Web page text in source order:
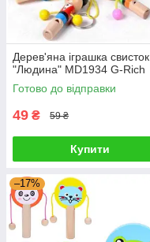
Дерев'яна іграшка свисток
"Людина" MD1934 G-Rich
Готово до відправки
49 ₴ 59 ₴
Купити
–17%